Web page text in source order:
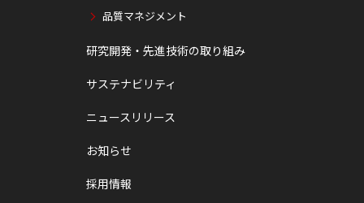
品質マネジメント
研究開発・先進技術の取り組み
サステナビリティ
ニュースリリース
お知らせ
採用情報